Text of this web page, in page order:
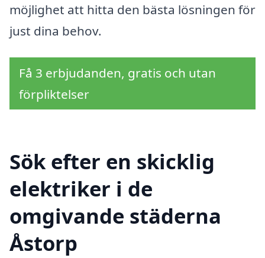
möjlighet att hitta den bästa lösningen för
just dina behov.
Få 3 erbjudanden, gratis och utan
förpliktelser
Sök efter en skicklig
elektriker i de
omgivande städerna
Åstorp